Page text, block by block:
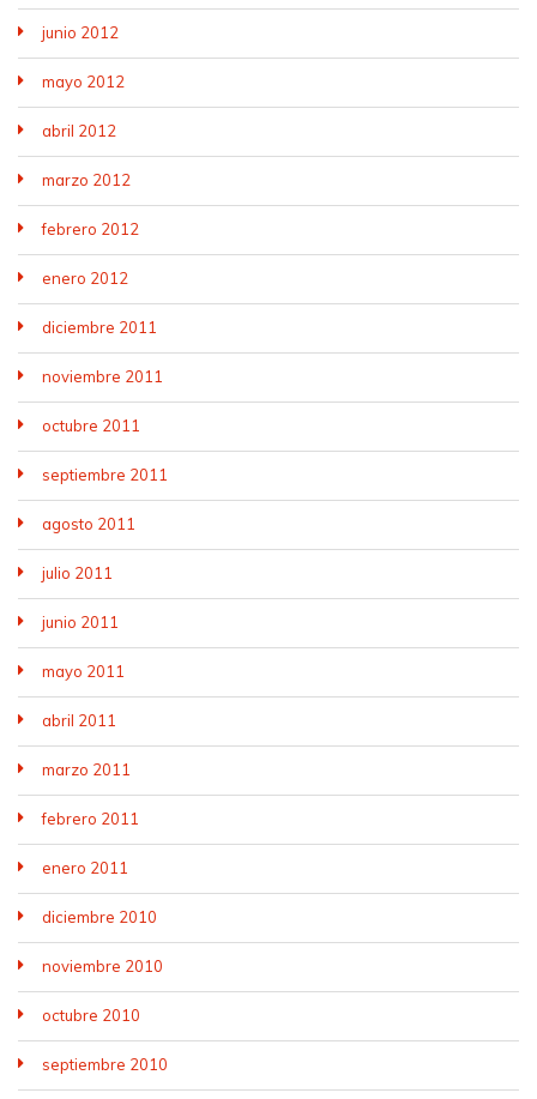
junio 2012
mayo 2012
abril 2012
marzo 2012
febrero 2012
enero 2012
diciembre 2011
noviembre 2011
octubre 2011
septiembre 2011
agosto 2011
julio 2011
junio 2011
mayo 2011
abril 2011
marzo 2011
febrero 2011
enero 2011
diciembre 2010
noviembre 2010
octubre 2010
septiembre 2010